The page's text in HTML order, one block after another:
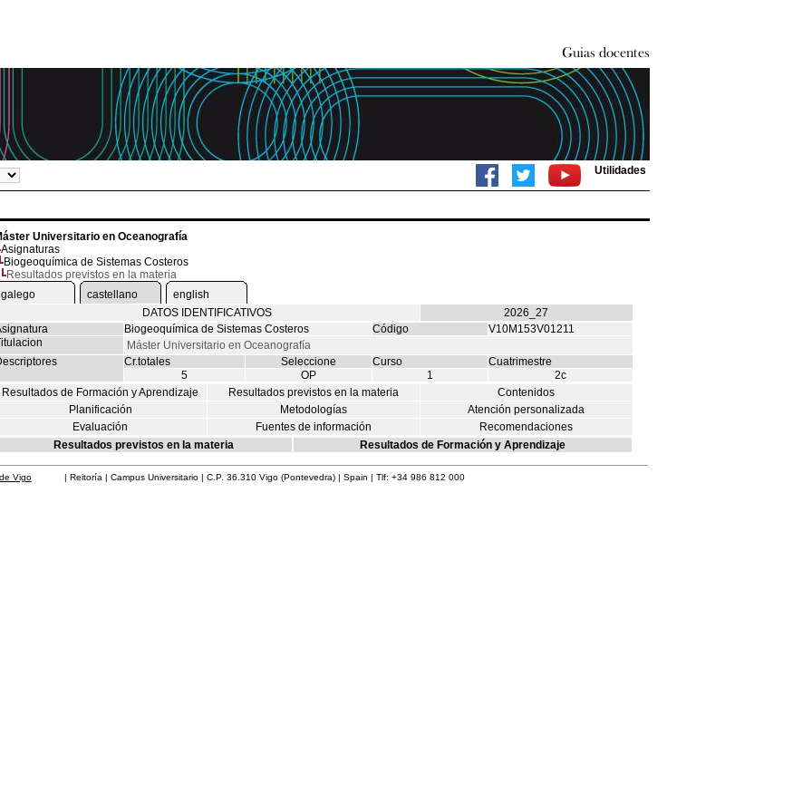
Utilidades
Universitario en Oceanografía
Asignaturas
Biogeoquímica de Sistemas Costeros
Resultados previstos en la materia
galego
castellano
english
DATOS IDENTIFICATIVOS
2026_27
Biogeoquímica de Sistemas Costeros Código
V10M153V01211
Máster Universitario en Oceanografía
Cr.totales Seleccione Curso
Cuatrimestre
5
OP 1
2c
Resultados de Formación y Aprendizaje
Resultados previstos en la materia
Contenidos
Planificación
Metodologías
Atención personalizada
Evaluación
Fuentes de información
Recomendaciones
Resultados previstos en la materia
Resultados de Formación y Aprendizaje
Vigo| Reitoría | Campus Universitario | C.P. 36.310 Vigo (Pontevedra) | Spain | Tlf: +34 986 812 000